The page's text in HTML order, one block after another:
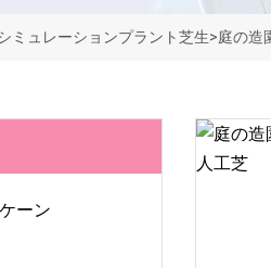
ミュレーションプラント芝生>庭の造
ーン